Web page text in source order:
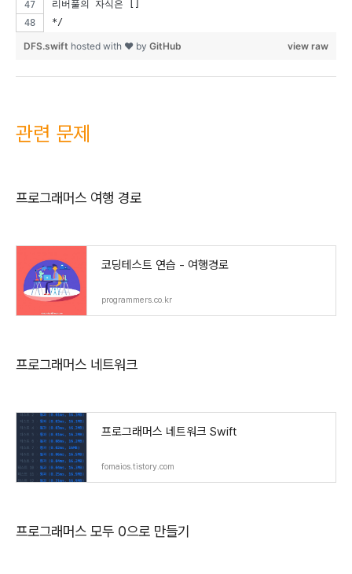
리버풀의 자식은 []
*/
view raw
DFS.swift hosted with ❤ by GitHub
관련 문제
프로그래머스 여행 경로
코딩테스트 연습 - 여행경로
programmers.co.kr
프로그래머스 네트워크
프로그래머스 네트워크 Swift
fomaios.tistory.com
프로그래머스 모두 0으로 만들기